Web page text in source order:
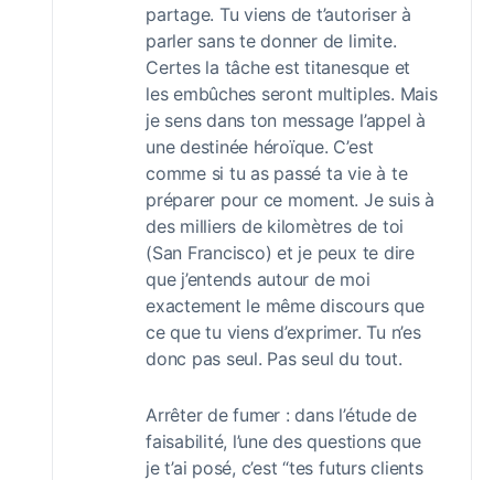
partage. Tu viens de t’autoriser à
parler sans te donner de limite.
Certes la tâche est titanesque et
les embûches seront multiples. Mais
je sens dans ton message l’appel à
une destinée héroïque. C’est
comme si tu as passé ta vie à te
préparer pour ce moment. Je suis à
des milliers de kilomètres de toi
(San Francisco) et je peux te dire
que j’entends autour de moi
exactement le même discours que
ce que tu viens d’exprimer. Tu n’es
donc pas seul. Pas seul du tout.
Arrêter de fumer : dans l’étude de
faisabilité, l’une des questions que
je t’ai posé, c’est “tes futurs clients